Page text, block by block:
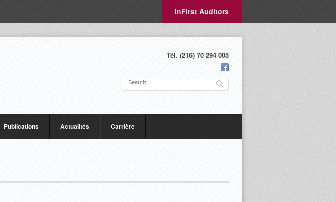
InFirst Auditors
Tél. (216) 70 294 005
Publications Actualités Carrière